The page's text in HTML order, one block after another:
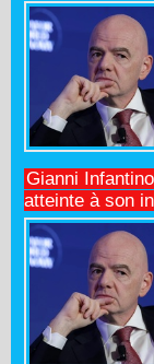
Gianni
atteinte à son